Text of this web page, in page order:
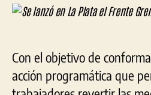
Con el objetivo de
acción programática que